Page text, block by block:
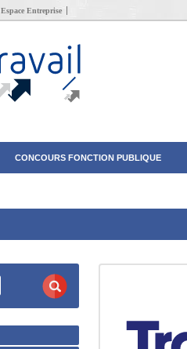
Espace Entreprise
CONCOURS FONCTION PUBLIQUE